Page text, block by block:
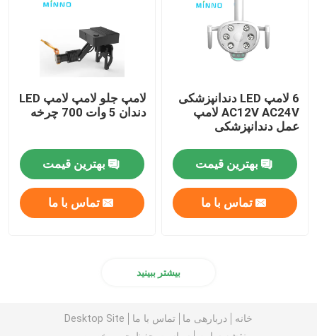
6 لامپ LED دندانپزشکی
AC12V AC24V لامپ
عمل دندانپزشکی
بهترین قیمت
تماس با ما
لامپ جلو لامپ لامپ LED
دندان 5 وات 700 چرخه
بهترین قیمت
تماس با ما
بیشتر ببینید
خانه دربارهی ما تماس با ما
Desktop Site